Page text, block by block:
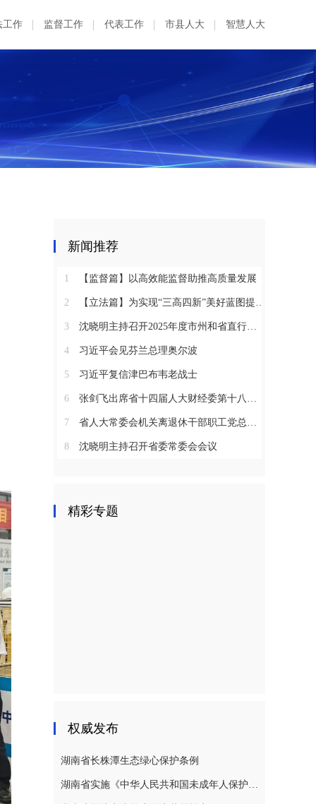
工作 监督工作 代表工作 市县人大 智慧人大
新闻推荐
1 【监督篇】以高效能监督助推高质量发展
2 【立法篇】为实现“三高四新”美好蓝图提供坚实法治保障
3 沈晓明主持召开2025年度市州和省直行业系统党（工）委书记抓基层党建工作述职评议会议
4 习近平会见芬兰总理奥尔波
5 习近平复信津巴布韦老战士
6 张剑飞出席省十四届人大财经委第十八次全体会议
7 省人大常委会机关离退休干部职工党总支召开2025年度总结表彰大会
8 沈晓明主持召开省委常委会会议
精彩专题
权威发布
湖南省长株潭生态绿心保护条例
湖南省实施《中华人民共和国未成年人保护法》若干规定